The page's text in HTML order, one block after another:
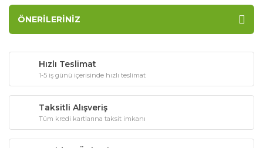
ÖNERILERINIZ
Hızlı Teslimat
1-5 iş günü içerisinde hızlı teslimat
Taksitli Alışveriş
Tüm kredi kartlarına taksit imkanı